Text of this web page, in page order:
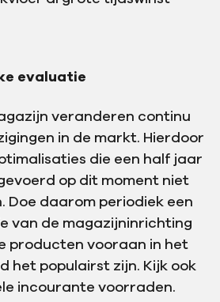
evaluatie
veranderen continu
in de markt. Hierdoor
die een half jaar
op dit moment niet
Doe daarom periodiek een
van de magazijninrichting
producten vooraan in het
het populairst zijn. Kijk ook
incourante voorraden.